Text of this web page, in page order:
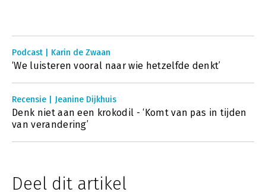
Podcast | Karin de Zwaan
‘We luisteren vooral naar wie hetzelfde denkt’
Recensie | Jeanine Dijkhuis
Denk niet aan een krokodil - ‘Komt van pas in tijden
van verandering’
Deel dit artikel